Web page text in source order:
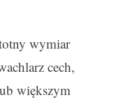
wymiar
cech,
większym